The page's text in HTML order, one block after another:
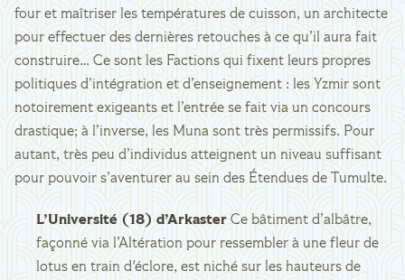
four et maîtriser les températures de cuisson, un architecte
pour effectuer des dernières retouches à ce qu’il aura fait
construire… Ce sont les Factions qui fixent leurs propres
politiques d’intégration et d’enseignement : les Yzmir sont
notoirement exigeants et l’entrée se fait via un concours
drastique; à l’inverse, les Muna sont très permissifs. Pour
autant, très peu d’individus atteignent un niveau suffisant
pour pouvoir s’aventurer au sein des Étendues de Tumulte.
L’Université (18) d’ArkasterCe bâtiment d’albâtre,
façonné via l’Altération pour ressembler à une fleur de
lotus en train d'éclore, est niché sur les hauteurs de